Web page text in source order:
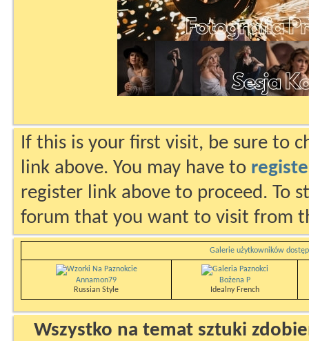
If this is your first visit, be sure to
link above. You may have to
register link above to proceed. To
forum that you want to visit from
Galerie użytkowników
Annamon79
Russian Style
Bożena P
Idealny French
Wszystko na temat sztuki